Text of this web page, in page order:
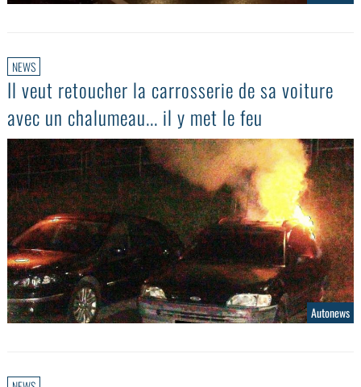
NEWS
Il veut retoucher la carrosserie de sa voiture
avec un chalumeau... il y met le feu
Autonews